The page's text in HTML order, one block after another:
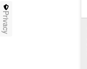
Privacy